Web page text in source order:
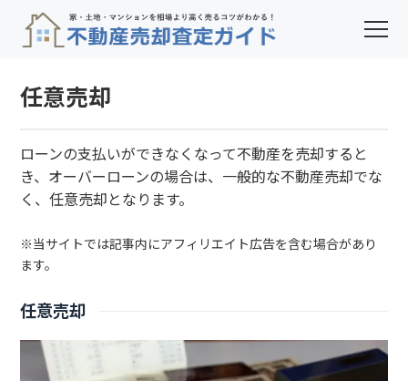
任意売却
ローンの支払いができなくなって不動産を売却すると
き、オーバーローンの場合は、一般的な不動産売却でな
く、任意売却となります。
※当サイトでは記事内にアフィリエイト広告を含む場合があり
ます。
任意売却